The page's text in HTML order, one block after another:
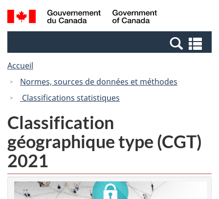
Passer
au
Passer
à
Canada
Recherche
et
et
Accueil
Normes, sources de données et méthodes
Classifications statistiques
Classification
géographique type (CGT)
2021